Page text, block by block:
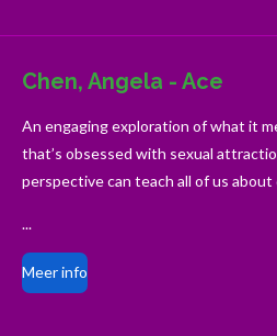
Chen, Angela - Ace
An engaging exploration of what it
that’s obsessed with sexual
perspective can teach all of us
...
Meer info